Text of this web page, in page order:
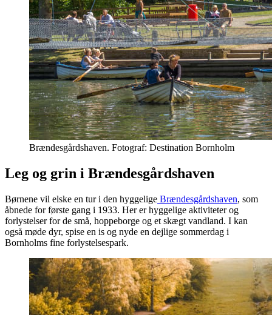
Brændesgårdshaven. Fotograf: Destination Bornholm
Leg og grin i Brændesgårdshaven
Børnene vil elske en tur i den hyggelige Brændesgårdshaven, som
åbnede for første gang i 1933. Her er hyggelige aktiviteter og
forlystelser for de små, hoppeborge og et skægt vandland. I kan
også møde dyr, spise en is og nyde en dejlige sommerdag i
Bornholms fine forlystelsespark.